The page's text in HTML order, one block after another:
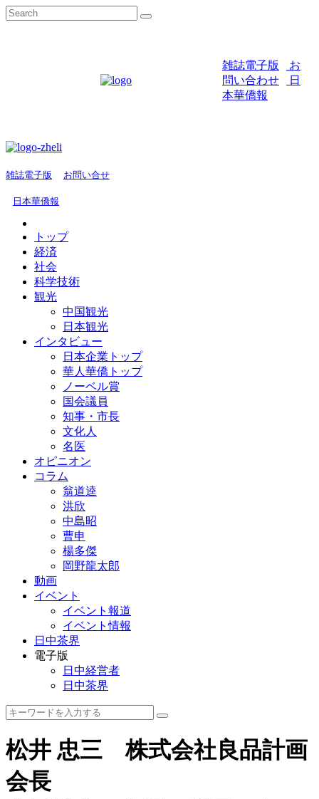
雑誌電子版
お
問い合わせ
日
本華僑報
雑誌電子版 お問い合せ
日本華僑報
トップ
経済
社会
科学技術
観光
中国観光
日本観光
インタビュー
日本企業トップ
華人華僑トップ
ノーベル賞
国会議員
知事・市長
文化人
名医
オピニオン
コラム
翁道逵
洪欣
中島昭
曹申
楊多傑
岡野龍太郎
動画
イベント
イベント報道
イベント情報
日中茶界
電子版
日中経営者
日中茶界
松井 忠三 株式会社良品計画
会長